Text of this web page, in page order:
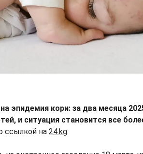
эпидемия кори: за два месяца
и ситуация становится все
ссылкой на24.kg.